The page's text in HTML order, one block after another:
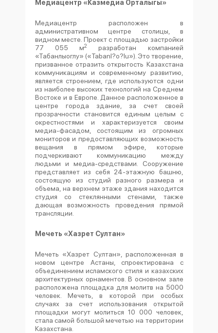
Медиацентр «Казмедиа Орталыгы»
Медиацентр расположен в
административном центре столицы, в
видном месте. Проект с площадью застройки
77 055 м2
разработан компанией
«Табанлыоглу» («Tabanl?o?lu»). Это творение,
призванное отразить открытость Казахстана
коммуникациям и современному развитию,
является строением, где используются одни
из наиболее высоких технологий на Среднем
Востоке и в Европе. Данное расположенное в
центре города здание, за счет своей
прозрачности становится единым целым с
окрестностями и характеризуется своим
медиа-фасадом, состоящим из огромных
мониторов и предоставляющих возможность
вещания в прямом эфире, которые
подчеркивают коммуникацию между
людьми и медиа-средствами. Сооружение
представляет из себя 24-этажную башню,
состоящую из студий разного размера и
объема, на верхнем этаже здания находится
студия со стеклянными стенами, также
дающая возможность проведения прямой
трансляции.
Мечеть «Хазрет Султан»
Мечеть «Хазрет Султан», расположенная в
новом центре Астаны, спроектирована с
объединением исламского стиля и казахских
архитектурных орнаментов. В основном зале
расположена площадка для молитв на 5000
человек. Мечеть, в которой при особых
случаях за счет использования открытой
площадки могут молиться 10 000 человек,
стала самой большой мечетью на территории
Казахстана.